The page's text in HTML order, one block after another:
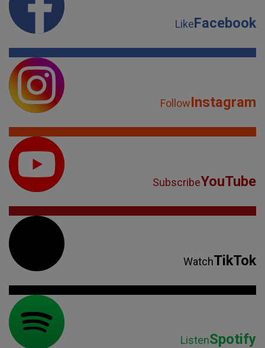
LikeFacebook
FollowInstagram
SubscribeYouTube
WatchTikTok
ListenSpotify